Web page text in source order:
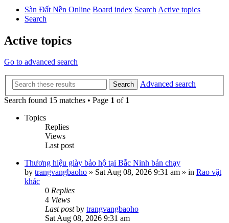
Sàn Đất Nền Online Board index Search Active topics
Search
Active topics
Go to advanced search
Search
Advanced search
Search found 15 matches • Page 1 of 1
Topics
Replies
Views
Last post
Thương hiệu giày bảo hộ tại Bắc Ninh bán chạy
by trangvangbaoho » Sat Aug 08, 2026 9:31 am » in Rao vặt
khác
0 Replies
4 Views
Last postby trangvangbaoho
Sat Aug 08, 2026 9:31 am